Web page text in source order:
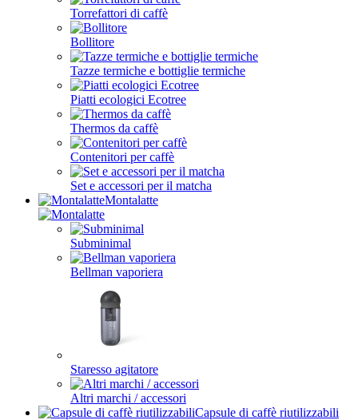
Torrefattori di caffè
Bollitore
Tazze termiche e bottiglie termiche
Piatti ecologici Ecotree
Thermos da caffè
Contenitori per caffè
Set e accessori per il matcha
Montalatte
Subminimal
Bellman vaporiera
Staresso agitatore
Altri marchi / accessori
Capsule di caffè riutilizzabili